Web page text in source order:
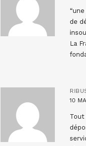
de
La
10
Tout